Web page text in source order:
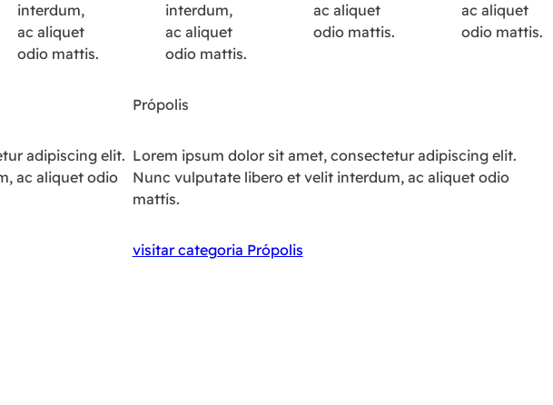
interdum,
ac aliquet
odio mattis.
interdum,
ac aliquet
odio mattis.
ac aliquet
odio mattis.
ac aliquet
odio mattis.
adipiscing elit.
ac aliquet odio
Própolis
Lorem ipsum dolor sit amet, consectetur adipiscing elit.
Nunc vulputate libero et velit interdum, ac aliquet odio
mattis.
visitar categoria Própolis